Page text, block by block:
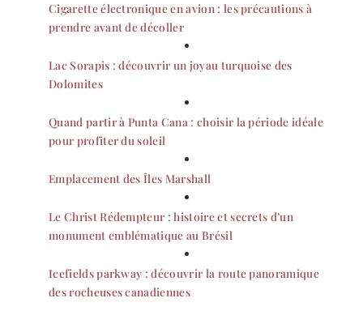
Cigarette électronique en avion : les précautions à
prendre avant de décoller
Lac Sorapis : découvrir un joyau turquoise des
Dolomites
Quand partir à Punta Cana : choisir la période idéale
pour profiter du soleil
Emplacement des Îles Marshall
Le Christ Rédempteur : histoire et secrets d’un
monument emblématique au Brésil
Icefields parkway : découvrir la route panoramique
des rocheuses canadiennes